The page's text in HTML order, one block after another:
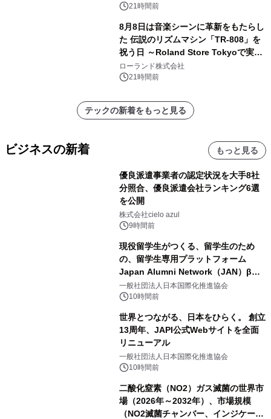
21時間前
8月8日は音楽シーンに革新をもたらし
た 伝説のリズムマシン「TR-808」を
祝う日 ～Roland Store Tokyoで実機
を展示しての 記念キャンペーンを開
催 英国ラジオ「NTS」の 特別プログ
アーティストを フィーチャーしたアニ
メーションを公開～
ローランド株式会社
21時間前
テックの新着をもっと見る
ビジネスの新着 もっと見る
優良派遣事業者の認定状況を大手8社
分照合、優良派遣会社ランキング6選
を公開
株式会社cielo azul
9時間前
現役留学生がつくる、留学生のため
の、留学生専用プラットフォーム
Japan Alumni Network（JAN）β版
をリリース
一般社団法人日本国際化推進協会
10時間前
世界とつながる、日本をひらく。 創立
13周年、JAPI公式Webサイトを全面
リニューアル
一般社団法人日本国際化推進協会
10時間前
二酸化窒素（NO2）ガス滅菌の世界市
場（2026年～2032年）、市場規模
（NO2滅菌チャンバー、インジケータ